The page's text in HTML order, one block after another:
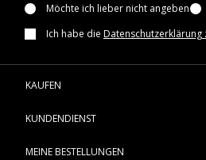
Möchte ich lieber nicht angeben
Ich habe die Datenschutzerklärung
KAUFEN
KUNDENDIENST
MEINE BESTELLUNGEN